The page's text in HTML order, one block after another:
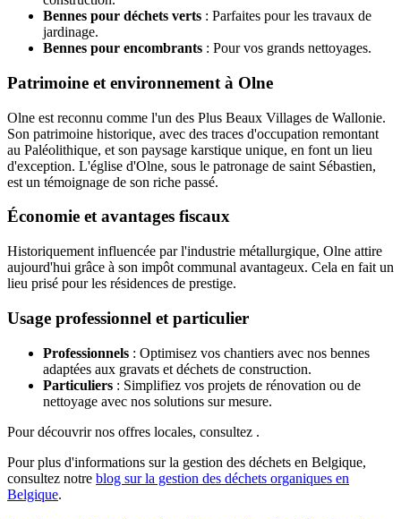
Bennes pour déchets verts : Parfaites pour les travaux de
jardinage.
Bennes pour encombrants : Pour vos grands nettoyages.
Patrimoine et environnement à Olne
Olne est reconnu comme l'un des Plus Beaux Villages de Wallonie.
Son patrimoine historique, avec des traces d'occupation remontant
au Paléolithique, et son paysage karstique unique, en font un lieu
d'exception. L'église d'Olne, sous le patronage de saint Sébastien,
est un témoignage de son riche passé.
Économie et avantages fiscaux
Historiquement influencée par l'industrie métallurgique, Olne attire
aujourd'hui grâce à son impôt communal avantageux. Cela en fait un
lieu prisé pour les résidences de prestige.
Usage professionnel et particulier
Professionnels : Optimisez vos chantiers avec nos bennes
adaptées aux gravats et déchets de construction.
Particuliers : Simplifiez vos projets de rénovation ou de
nettoyage avec nos solutions sur mesure.
Pour découvrir nos offres locales, consultez .
Pour plus d'informations sur la gestion des déchets en Belgique,
consultez notre blog sur la gestion des déchets organiques en
Belgique.